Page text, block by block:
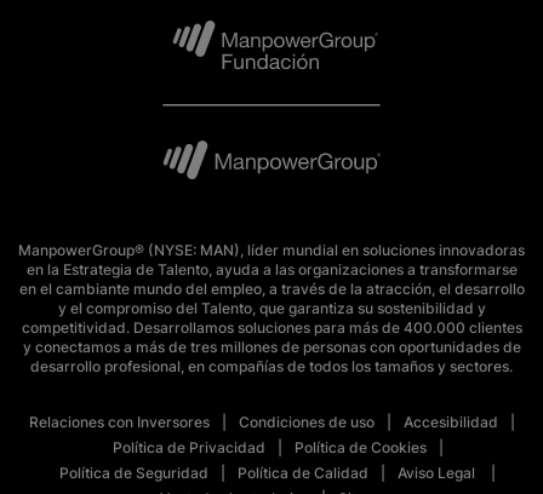
ManpowerGroup® (NYSE: MAN), líder mundial en soluciones innovadoras
en la Estrategia de Talento, ayuda a las organizaciones a transformarse
en el cambiante mundo del empleo, a través de la atracción, el desarrollo
y el compromiso del Talento, que garantiza su sostenibilidad y
competitividad. Desarrollamos soluciones para más de 400.000 clientes
y conectamos a más de tres millones de personas con oportunidades de
desarrollo profesional, en compañías de todos los tamaños y sectores.
Relaciones con Inversores Condiciones de uso
Accesibilidad
Política de Privacidad
Política de Cookies
Política de Seguridad
Política de Calidad
Aviso Legal